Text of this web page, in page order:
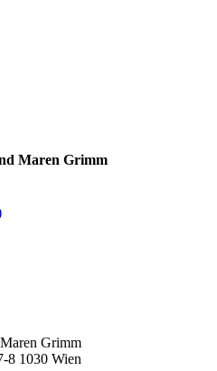
Maren Grimm
Grimm
8 1030 Wien